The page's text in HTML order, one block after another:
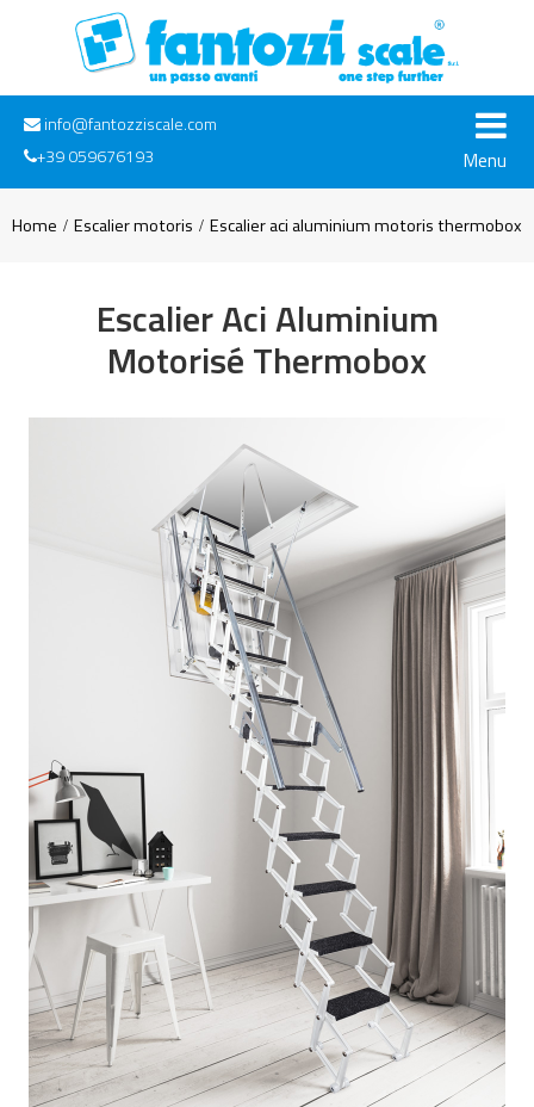
info@fantozziscale.com
+39 059676193
Menu
Home Escalier motoris Escalier aci aluminium motoris thermobox
Escalier Aci Aluminium
Motorisé Thermobox